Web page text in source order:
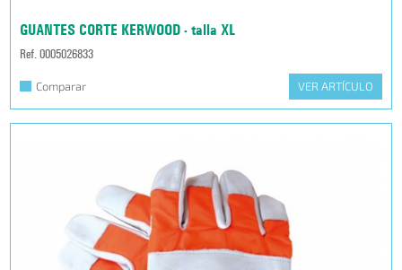
GUANTES CORTE KERWOOD - talla XL
Ref. 0005026833
Comparar VER ARTÍCULO